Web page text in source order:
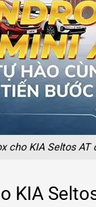
cho KIA Seltos
KIA